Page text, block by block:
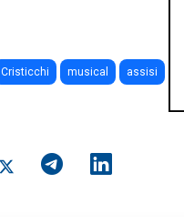
Cristicchi musical assisi